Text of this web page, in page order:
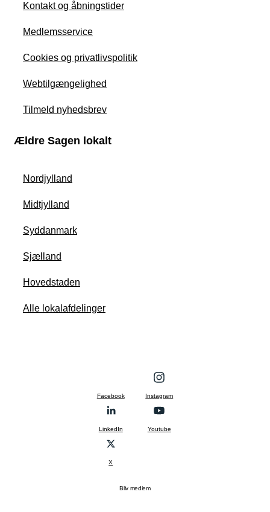
Kontakt og åbningstider
Medlemsservice
Cookies og privatlivspolitik
Webtilgængelighed
Tilmeld nyhedsbrev
Ældre Sagen lokalt
Nordjylland
Midtjylland
Syddanmark
Sjælland
Hovedstaden
Alle lokalafdelinger
Facebook Instagram
LinkedIn Youtube
X
Bliv medlem